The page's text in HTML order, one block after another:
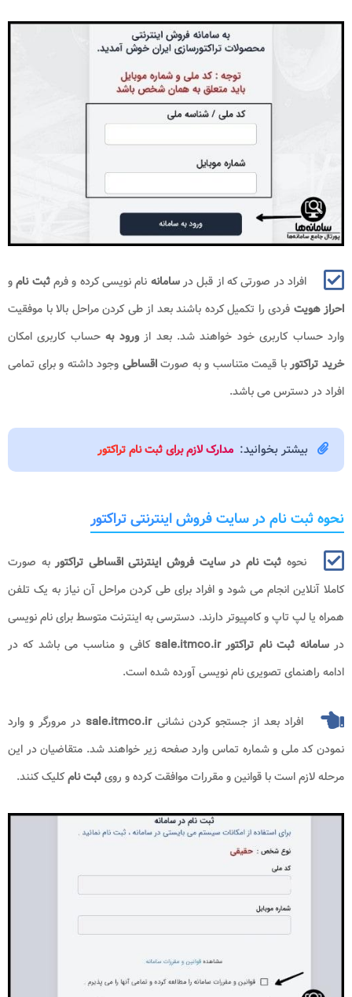
افراد در صورتی که از قبل درسامانه نام نویسی کرده و فرمثبت نامو
احراز هویت فردی را تکمیل کرده باشند بعد از طی کردن مراحل بالا با موفقیت
وارد حساب کاربری خود خواهند شد. بعد ازورود بهحساب کاربری امکان
خرید تراکتوربا قیمت متناسب و به صورتاقساطی وجود داشته و برای تمامی
افراد در دسترس می باشد.
بیشتر بخوانید: مدارک لازم برای ثبت نام تراکتور
نحوه ثبت نام در سایت فروش اینترنتی تراکتور
نحوهثبت نام در سایت فروش اینترنتی اقساطی تراکتوربه صورت
کاملا آنلاین انجام می شود و افراد برای طی کردن مراحل آن نیاز به یک تلفن
همراه یا لپ تاپ و کامپیوتر دارند. دسترسی به اینترنت متوسط برای نام نویسی
درسامانه ثبت نام تراکتور sale.itmco.ir
کافی و مناسب می باشد که در
ادامه راهنمای تصویری نام نویسی آورده شده است.
افراد بعد از جستجو کردن نشانیsale.itmco.ir در مرورگر و وارد
نمودن کد ملی و شماره تماس وارد صفحه زیر خواهند شد. متقاضیان در این
مرحله لازم است با قوانین و مقررات موافقت کرده و رویثبت نامکلیک کنند.